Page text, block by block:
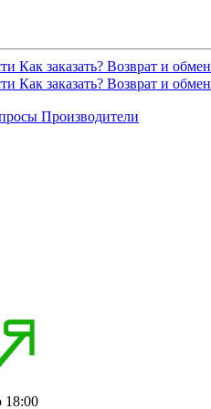
Как заказать? Возврат и обмен
Как заказать? Возврат и обмен
Производители
18:00